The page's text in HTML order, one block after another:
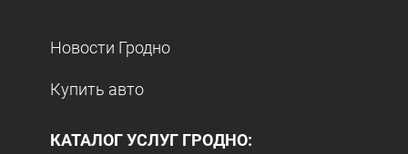
Новости Гродно
Купить авто
КАТАЛОГ УСЛУГ ГРОДНО: